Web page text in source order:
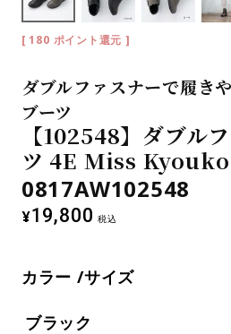
0817AW102548
ダブルファスナーで履き
ブーツ
【102548】ダブル
ツ 4E Miss Kyouko
¥19,800 税込
[ 180 ポイント還元 ]
カラー サイズ
ブラック